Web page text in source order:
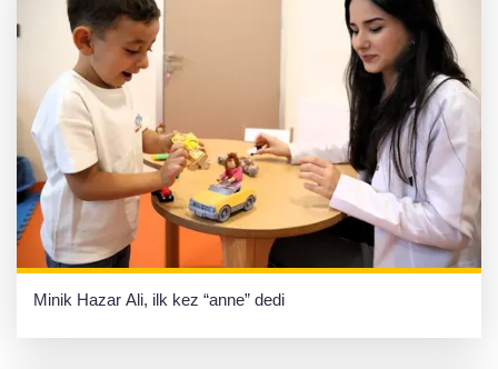
Minik Hazar Ali, ilk kez “anne” dedi